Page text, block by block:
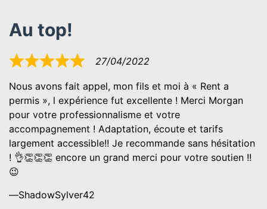
Au top!
Noté
sur
5
27/04/2022
Nous avons fait appel, mon fils et moi à « Rent a
permis », l expérience fut excellente ! Merci Morgan
pour votre professionnalisme et votre
accompagnement ! Adaptation, écoute et tarifs
largement accessible!! Je recommande sans hésitation
! 👌👏👏👏 encore un grand merci pour votre soutien !!
😉
ShadowSylver42